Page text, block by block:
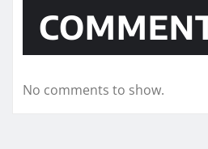
No comments to show.